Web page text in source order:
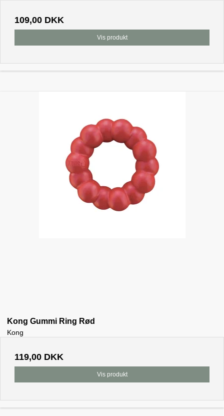
109,00 DKK
Vis produkt
Kong Gummi Ring Rød
Kong
119,00 DKK
Vis produkt